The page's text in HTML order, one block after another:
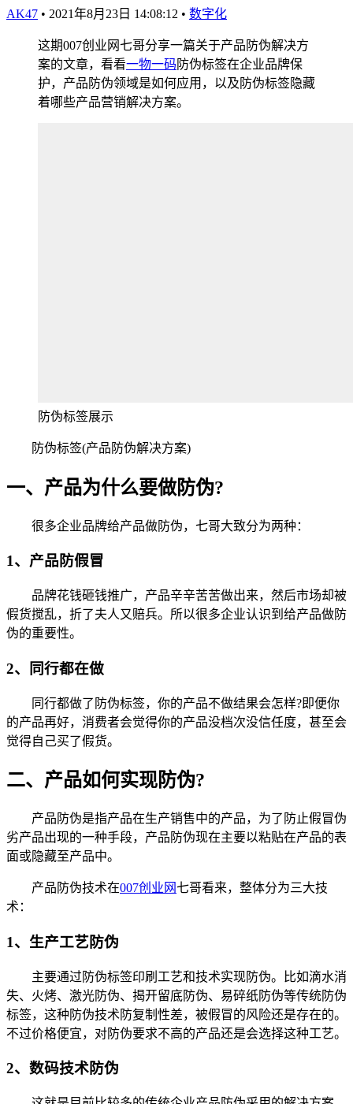
AK47 • 2021年8月23日 14:08:12 • 数字化
这期007创业网七哥分享一篇关于产品防伪解决方
案的文章，看看一物一码 防伪标签在企业品牌保
护，产品防伪领域是如何应用，以及防伪标签隐藏
着哪些产品营销解决方案。
防伪标签展示
防伪标签(产品防伪解决方案)
一、产品为什么要做防伪?
很多企业品牌给产品做防伪，七哥大致分为两种：
1、产品防假冒
品牌花钱砸钱推广，产品辛辛苦苦做出来，然后市场却被
假货搅乱，折了夫人又赔兵。所以很多企业认识到给产品做防
伪的重要性。
2、同行都在做
同行都做了防伪标签，你的产品不做结果会怎样?即便你
的产品再好，消费者会觉得你的产品没档次没信任度，甚至会
觉得自己买了假货。
二、产品如何实现防伪?
产品防伪是指产品在生产销售中的产品，为了防止假冒伪
劣产品出现的一种手段，产品防伪现在主要以粘贴在产品的表
面或隐藏至产品中。
产品防伪技术在007创业网七哥看来，整体分为三大技
术：
1、生产工艺防伪
主要通过防伪标签印刷工艺和技术实现防伪。比如滴水消
失、火烤、激光防伪、揭开留底防伪、易碎纸防伪等传统防伪
标签，这种防伪技术防复制性差，被假冒的风险还是存在的。
不过价格便宜，对防伪要求不高的产品还是会选择这种工艺。
2、数码技术防伪